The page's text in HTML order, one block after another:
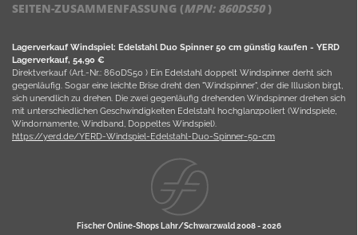
SEITEN-ZUSAMMENFASSUNG (MPN: 860DS50)
Lagerverkauf Windspiel: Edelstahl Duo Spinner 50 cm günstig kaufen - YERD
Lagerverkauf, 54,90 €
Direktverkauf (Art.-Nr.: 860DS50 ) Ein Edelstahl doppelt Windspinner derht sich
gegenläufig. Sogar eine leichte Brise dreht den "Windspinner", der die Illusion birgt,
sich unendlich zu drehen. Die zwei gegenläufig drehenden Windspinner drehen sich
mit unterschiedlichen Geschwindigkeiten Edelstahl hochglanzpoliert (Windspiele,
Windornamente, Windband, Doppeltes Windspiel).
https://yerd.de/YERD-Windspiel-Edelstahl-Duo-Spinner-50-cm
Fischer Online-Shops Lahr/Schwarzwald 2008 -2026